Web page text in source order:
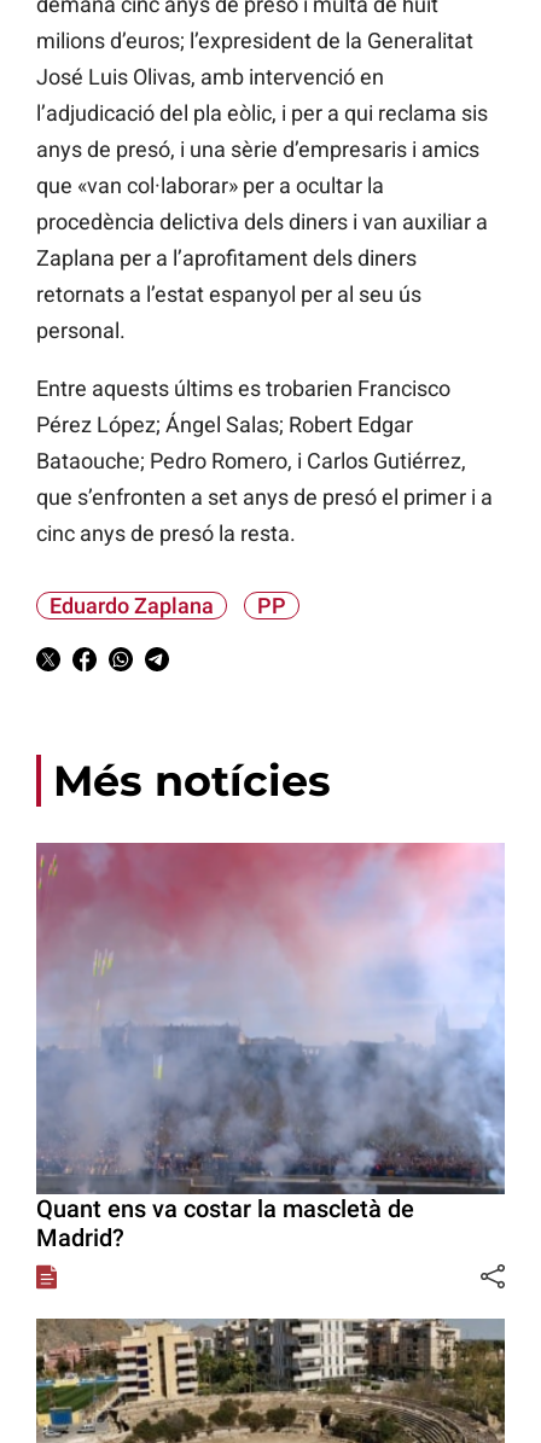
milions d’euros; l’expresident de la Generalitat
José Luis Olivas, amb intervenció en
l’adjudicació del pla eòlic, i per a qui reclama sis
anys de presó, i una sèrie d’empresaris i amics
que «van col·laborar» per a ocultar la
procedència delictiva dels diners i van auxiliar a
Zaplana per a l’aprofitament dels diners
retornats a l’estat espanyol per al seu ús
personal.
Entre aquests últims es trobarien Francisco
Pérez López; Ángel Salas; Robert Edgar
Bataouche; Pedro Romero, i Carlos Gutiérrez,
que s’enfronten a set anys de presó el primer i a
cinc anys de presó la resta.
Eduardo Zaplana PP
Més notícies
Quant ens va costar la mascletà de
Madrid?